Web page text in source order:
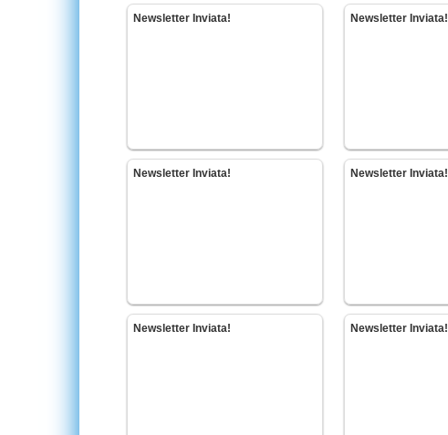
Newsletter Inviata! Newsletter Inviata!
Newsletter Inviata! Newsletter Inviata!
Newsletter Inviata! Newsletter Inviata!